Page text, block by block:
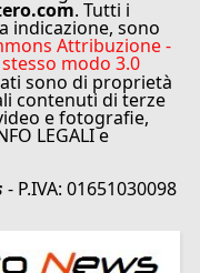
. Tutti i
indicazione, sono
Attribuzione -
modo 3.0
sono di proprietà
contenuti di terze
e fotografie,
LEGALI e
- P.IVA: 01651030098